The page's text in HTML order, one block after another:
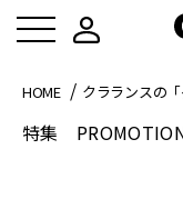
HOME クラランスの
特集